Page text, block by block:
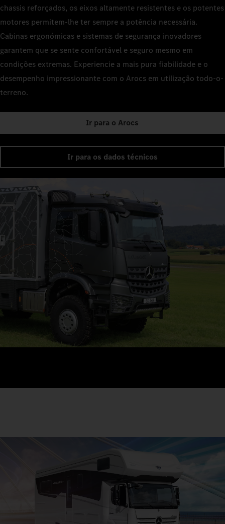
chassis reforçados, os eixos altamente resistentes e os potentes
motores permitem-lhe ter sempre a potência necessária.
Cabinas ergonómicas e sistemas de segurança inovadores
garantem que se sente confortável e seguro mesmo em
condições extremas. Experiencie a mais pura fiabilidade e o
desempenho impressionante com o Arocs em utilização todo-o-
terreno.
Ir para o Arocs
Ir para os dados técnicos